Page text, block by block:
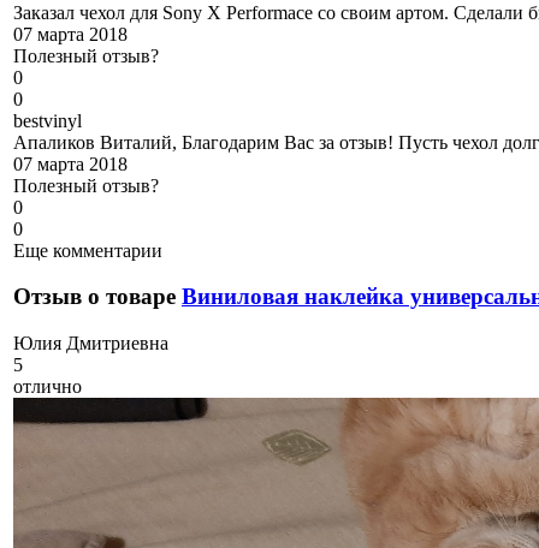
Заказал чехол для Sony X Performace со своим артом. Сделали
07 марта 2018
Полезный отзыв?
0
0
bestvinyl
Апаликов Виталий, Благодарим Вас за отзыв! Пусть чехол
07 марта 2018
Полезный отзыв?
0
0
Еще комментарии
Отзыв о товаре Виниловая наклейка
Юлия Дмитриевна
5
отлично